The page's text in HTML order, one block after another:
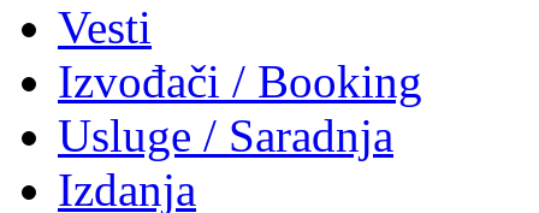
Vesti
Izvođači / Booking
Usluge / Saradnja
Izdanja